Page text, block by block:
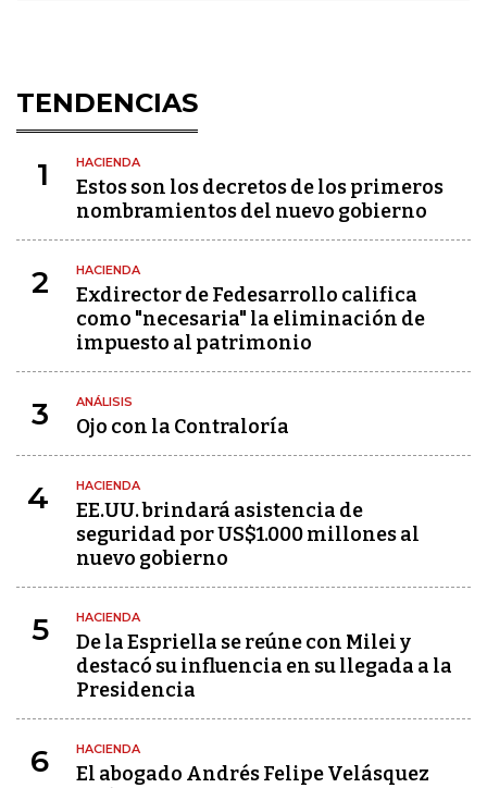
TENDENCIAS
1 HACIENDA
Estos son los decretos de los primeros
nombramientos del nuevo gobierno
2 HACIENDA
Exdirector de Fedesarrollo califica
como "necesaria" la eliminación de
impuesto al patrimonio
3 ANÁLISIS
Ojo con la Contraloría
4 HACIENDA
EE.UU. brindará asistencia de
seguridad por US$1.000 millones al
nuevo gobierno
5 HACIENDA
De la Espriella se reúne con Milei y
destacó su influencia en su llegada a la
Presidencia
6 HACIENDA
El abogado Andrés Felipe Velásquez